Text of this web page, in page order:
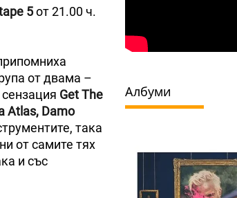
5от 21.00 ч.
от двама –
Get The
Atlas, Damo
така
от самите тях
и със
Албуми